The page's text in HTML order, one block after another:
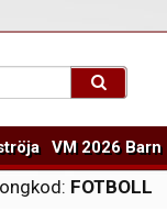
VM 2026 Barn
FOTBOLL